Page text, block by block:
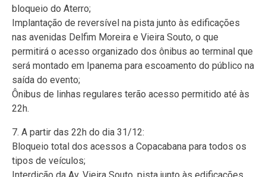
bloqueio do Aterro;
Implantação de reversível na pista junto às edificações
nas avenidas Delfim Moreira e Vieira Souto, o que
permitirá o acesso organizado dos ônibus ao terminal que
será montado em Ipanema para escoamento do público na
saída do evento;
Ônibus de linhas regulares terão acesso permitido até às
22h.
7. A partir das 22h do dia 31/12:
Bloqueio total dos acessos a Copacabana para todos os
tipos de veículos;